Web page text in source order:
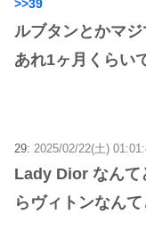
>>39
ルブタンとかマ
あれ1ヶ月くらい
29: 2025/02/22(土)
Lady Dior なんて
らヴィトンなん